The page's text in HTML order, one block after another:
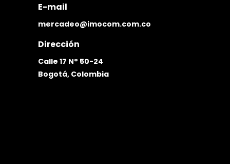
E-mail
mercadeo@imocom.com.co
Dirección
Calle 17 N° 50-24
Bogotá, Colombia